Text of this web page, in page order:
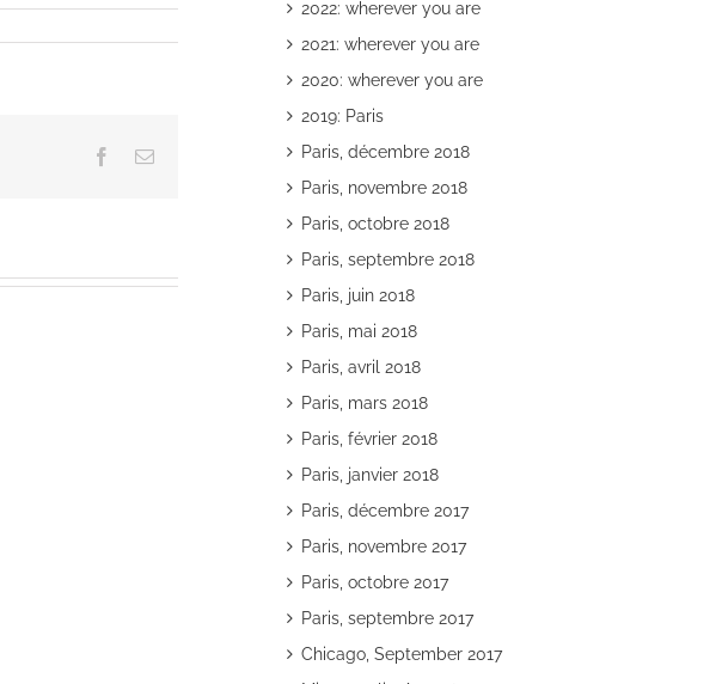
augmenter
Facebook
Email
2022: wherever you are
2021: wherever you are
2020: wherever you are
2019: Paris
Paris, décembre 2018
Paris, novembre 2018
Paris, octobre 2018
Paris, septembre 2018
Paris, juin 2018
Paris, mai 2018
Paris, avril 2018
Paris, mars 2018
Paris, février 2018
Paris, janvier 2018
Paris, décembre 2017
Paris, novembre 2017
Paris, octobre 2017
Paris, septembre 2017
Chicago, September 2017